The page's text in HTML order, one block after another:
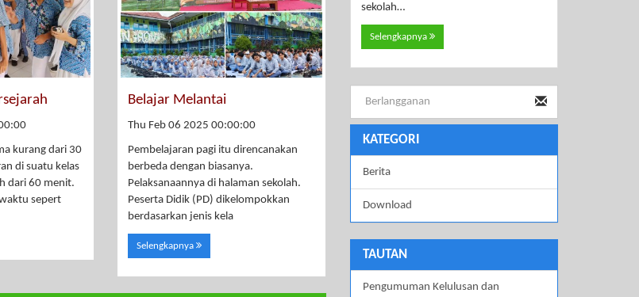
kurang dari 30
di suatu kelas
dari 60 menit.
sepert
Belajar Melantai
Thu Feb 06 2025 00:00:00
Pembelajaran pagi itu direncanakan
berbeda dengan biasanya.
Pelaksanaannya di halaman sekolah.
Peserta Didik (PD) dikelompokkan
berdasarkan jenis kela
Selengkapnya
sekolah…
Selengkapnya
KATEGORI
Berita
Download
TAUTAN
Pengumuman Kelulusan dan